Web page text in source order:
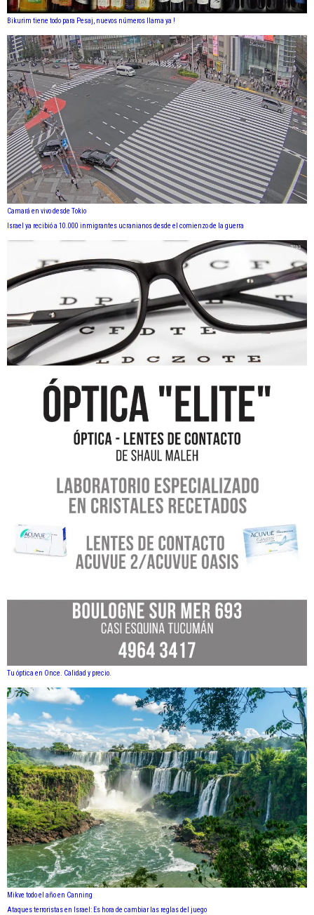
Bikurim tiene todo para Pesaj, nuevos números llama ya !
Camará en vivo desde Tokio
Israel ya recibió a 10.000 inmigrantes ucranianos desde el comienzo de la guerra
Tu óptica en Once. Calidad y precio.
Mikve todo el año en Canning
Ataques terroristas en Israel: Es hora de cambiar las reglas del juego